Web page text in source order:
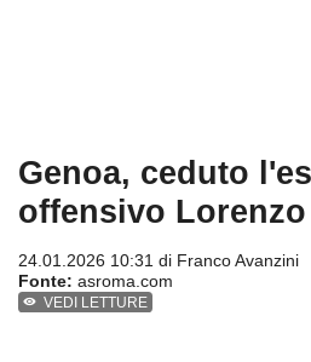
Genoa, ceduto
offensivo
24.01.2026 10:31 di Franco Avanzini
Fonte: asroma.com
VEDI LETTURE